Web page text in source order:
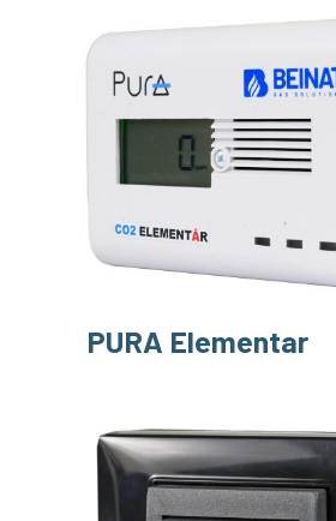
PURA Elementar